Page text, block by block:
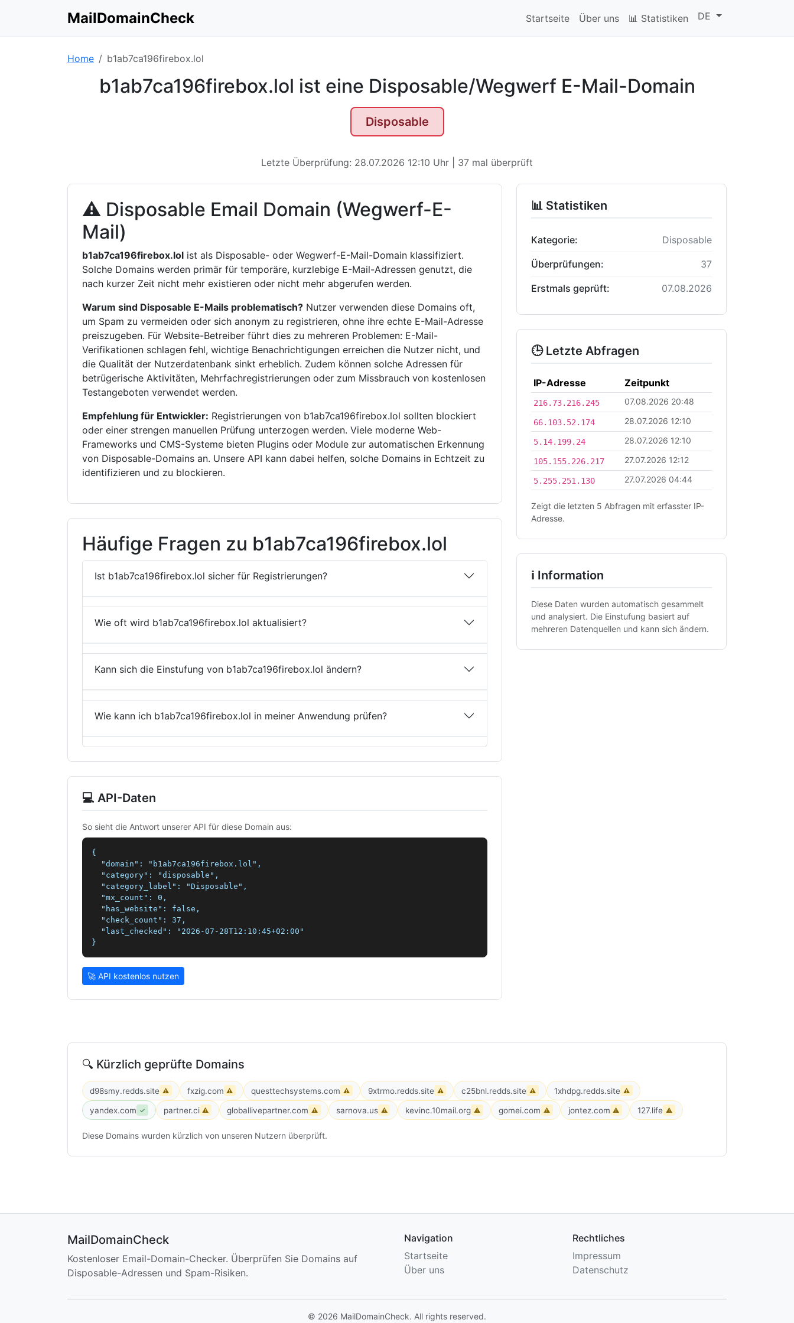
MailDomainCheck Startseite Über uns 📊 Statistiken DE
Home b1ab7ca196firebox.lol
b1ab7ca196firebox.lol ist eine Disposable/Wegwerf E-Mail-Domain
Disposable
Letzte Überprüfung: 28.07.2026 12:10 Uhr | 37 mal überprüft
⚠ Disposable Email Domain (Wegwerf-E-
Mail)
b1ab7ca196firebox.lol ist als Disposable- oder Wegwerf-E-Mail-Domain klassifiziert.
Solche Domains werden primär für temporäre, kurzlebige E-Mail-Adressen genutzt, die
nach kurzer Zeit nicht mehr existieren oder nicht mehr abgerufen werden.
Warum sind Disposable E-Mails problematisch? Nutzer verwenden diese Domains oft,
um Spam zu vermeiden oder sich anonym zu registrieren, ohne ihre echte E-Mail-Adresse
preiszugeben. Für Website-Betreiber führt dies zu mehreren Problemen: E-Mail-
Verifikationen schlagen fehl, wichtige Benachrichtigungen erreichen die Nutzer nicht, und
die Qualität der Nutzerdatenbank sinkt erheblich. Zudem können solche Adressen für
betrügerische Aktivitäten, Mehrfachregistrierungen oder zum Missbrauch von kostenlosen
Testangeboten verwendet werden.
Empfehlung für Entwickler: Registrierungen von b1ab7ca196firebox.lol sollten blockiert
oder einer strengen manuellen Prüfung unterzogen werden. Viele moderne Web-
Frameworks und CMS-Systeme bieten Plugins oder Module zur automatischen Erkennung
von Disposable-Domains an. Unsere API kann dabei helfen, solche Domains in Echtzeit zu
identifizieren und zu blockieren.
Häufige Fragen zu b1ab7ca196firebox.lol
Ist b1ab7ca196firebox.lol sicher für Registrierungen?
Wie oft wird b1ab7ca196firebox.lol aktualisiert?
Kann sich die Einstufung von b1ab7ca196firebox.lol ändern?
Wie kann ich b1ab7ca196firebox.lol in meiner Anwendung prüfen?
💻 API-Daten
So sieht die Antwort unserer API für diese Domain aus:
{
  "domain": "b1ab7ca196firebox.lol",
  "category": "disposable",
  "category_label": "Disposable",
  "mx_count": 0,
  "has_website": false,
  "check_count": 37,
  "last_checked": "2026-07-28T12:10:45+02:00"
}
🚀 API kostenlos nutzen
📊 Statistiken
Kategorie: Disposable
Überprüfungen: 37
Erstmals geprüft: 07.08.2026
🕒 Letzte Abfragen
IP-Adresse Zeitpunkt
216.73.216.245 07.08.2026 20:48
66.103.52.174 28.07.2026 12:10
5.14.199.24 28.07.2026 12:10
105.155.226.217 27.07.2026 12:12
5.255.251.130 27.07.2026 04:44
Zeigt die letzten 5 Abfragen mit erfasster IP-
Adresse.
ℹ Information
Diese Daten wurden automatisch gesammelt
und analysiert. Die Einstufung basiert auf
mehreren Datenquellen und kann sich ändern.
🔍 Kürzlich geprüfte Domains
d98smy.redds.site ⚠ fxzig.com ⚠ questtechsystems.com ⚠ 9xtrmo.redds.site ⚠ c25bnl.redds.site ⚠ 1xhdpg.redds.site ⚠
yandex.com ✓ partner.ci ⚠ globallivepartner.com ⚠ sarnova.us ⚠ kevinc.10mail.org ⚠ gomei.com ⚠ jontez.com ⚠ 127.life ⚠
Diese Domains wurden kürzlich von unseren Nutzern überprüft.
MailDomainCheck
Kostenloser Email-Domain-Checker. Überprüfen Sie Domains auf
Disposable-Adressen und Spam-Risiken.
Navigation
Startseite
Über uns
Rechtliches
Impressum
Datenschutz
© 2026 MailDomainCheck. All rights reserved.